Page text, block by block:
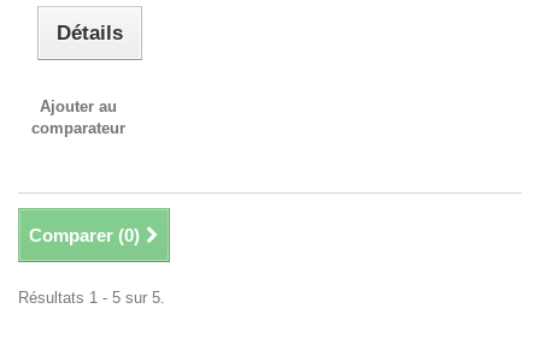
Détails
Ajouter au
comparateur
Comparer (0)
Résultats 1 - 5 sur 5.